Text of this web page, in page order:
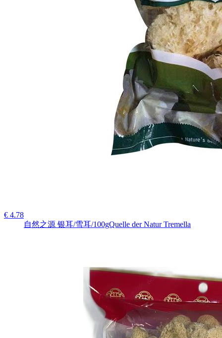
€ 4.78
自然之源 银耳/雪耳/100gQuelle der Natur Tremella